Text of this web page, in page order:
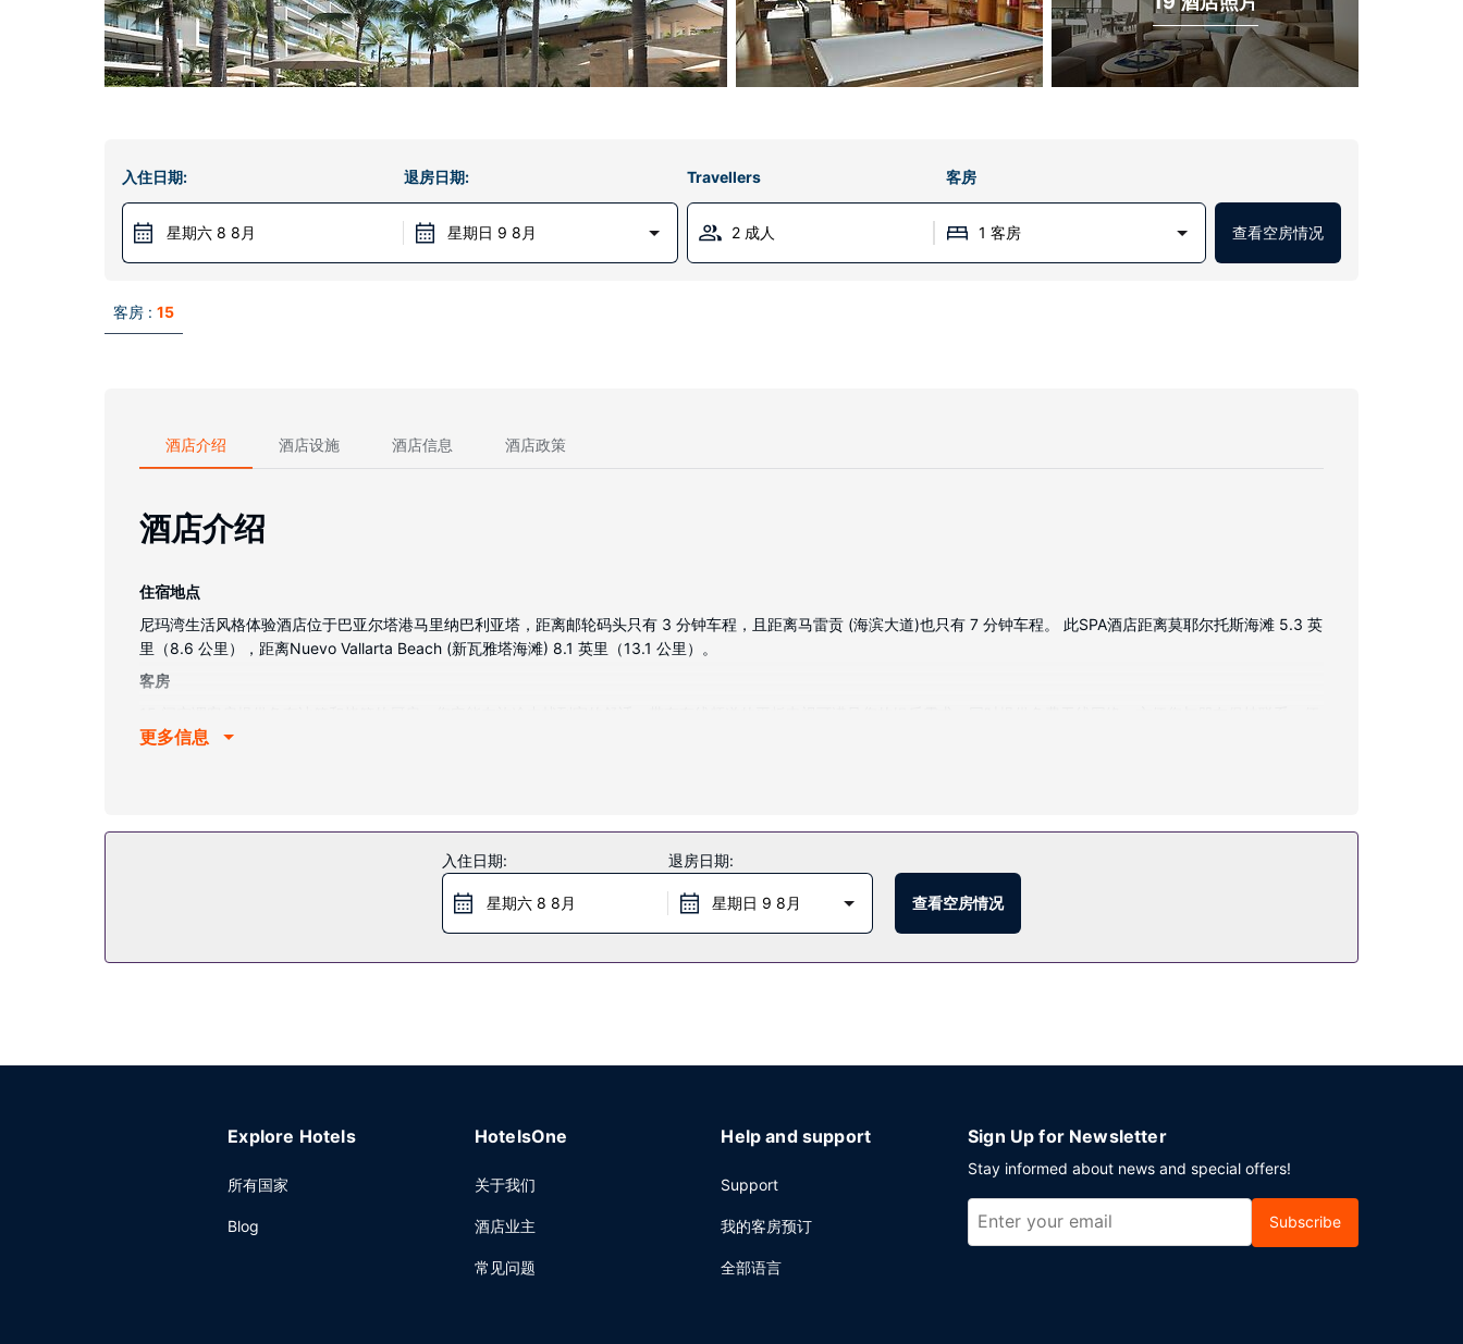
入住日期:
星期六 8 8月
退房日期:
星期日 9 8月
Travellers 客房
2 成人 1 客房 查看空房情况
客房 : 15
酒店介绍 酒店设施 酒店信息 酒店政策
酒店介绍
住宿地点
尼玛湾生活风格体验酒店位于巴亚尔塔港马里纳巴利亚塔，距离邮轮码头只有 3 分钟车程，且距离马雷贡 (海滨大道)也只有 7 分钟车程。 此SPA酒店距离莫耶尔托斯海滩 5.3 英
里（8.6 公里），距离Nuevo Vallarta Beach (新瓦雅塔海滩) 8.1 英里（13.1 公里）。
客房
利设施包括保险箱和独立的起居区；而且每天提供客房服务。
餐厅
您可以到服务尼玛湾生活风格体验酒店住客的小吃吧/熟食店随便找点吃的。
前台只在规定时段有服务人员值班。酒店提供免费自助停车。
更多信息
入住日期:
星期六 8 8月
退房日期:
星期日 9 8月 查看空房情况
Explore Hotels
所有国家
Blog
HotelsOne
关于我们
酒店业主
常见问题
Help and support
Support
我的客房预订
全部语言
Sign Up for Newsletter
Stay informed about news and special offers!
Subscribe